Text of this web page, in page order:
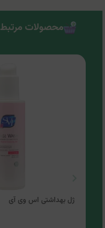
محصولات مرتبط
ژل بهداشتی اس وی آی